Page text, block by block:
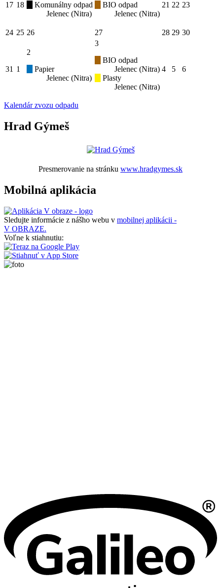
17 18
Komunálny odpad
Jelenec (Nitra)
BIO odpad
Jelenec (Nitra)
21 22 23
24 25 26 27 28 29 30
31 1
2
Papier
Jelenec (Nitra)
3
BIO odpad
Jelenec (Nitra)
Plasty
Jelenec (Nitra)
4 5 6
Kalendár zvozu odpadu
Hrad Gýmeš
Presmerovanie na stránku www.hradgymes.sk
Mobilná aplikácia
Sledujte informácie z nášho webu v mobilnej aplikácii -
V OBRAZE.
Voľne k stiahnutiu: